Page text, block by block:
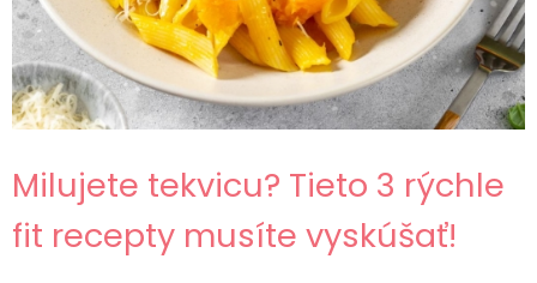
Milujete tekvicu? Tieto 3 rýchle
fit recepty musíte vyskúšať!